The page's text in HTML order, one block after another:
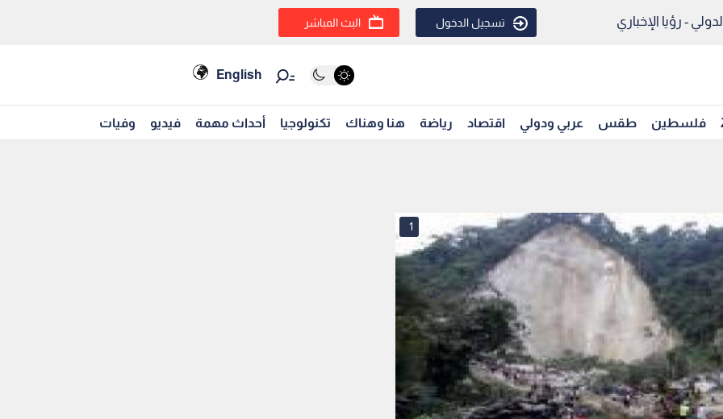
- رؤيا الإخباري تسجيل الدخول البث المباشر
English
فلسطين طقس عربي ودولي اقتصاد رياضة هنا وهناك تكنولوجيا أحداث مهمة فيديو وفيات
1